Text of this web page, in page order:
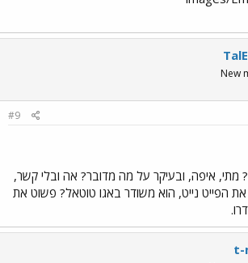
New
#9
מתי, איפה, ובעיקר על מה מדובר? אה ובלי קשר,
הפייט נייט, הוא משודר באגו טוטאל? פשוט את
t-